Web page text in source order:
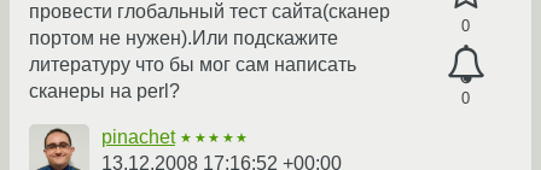
0
0
провести глобальный тест сайта(сканер
портом не нужен).Или подскажите
литературу что бы мог сам написать
сканеры на perl?
pinachet ★★★★★
13.12.2008 17:16:52 +00:00